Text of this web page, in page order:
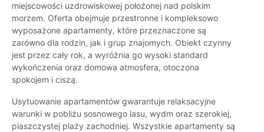
miejscowości uzdrowiskowej położonej nad polskim
morzem. Oferta obejmuje przestronne i kompleksowo
wyposażone apartamenty, które przeznaczone są
zarówno dla rodzin, jak i grup znajomych. Obiekt czynny
jest przez cały rok, a wyróżnia go wysoki standard
wykończenia oraz domowa atmosfera, otoczona
spokojem i ciszą.
Usytuowanie apartamentów gwarantuje relaksacyjne
warunki w pobliżu sosnowego lasu, wydm oraz szerokiej,
piaszczystej plaży zachodniej. Wszystkie apartamenty są